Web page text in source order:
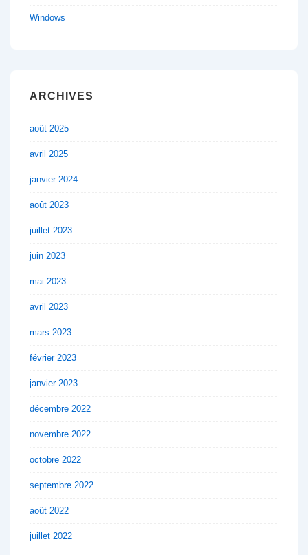
Windows
ARCHIVES
août 2025
avril 2025
janvier 2024
août 2023
juillet 2023
juin 2023
mai 2023
avril 2023
mars 2023
février 2023
janvier 2023
décembre 2022
novembre 2022
octobre 2022
septembre 2022
août 2022
juillet 2022